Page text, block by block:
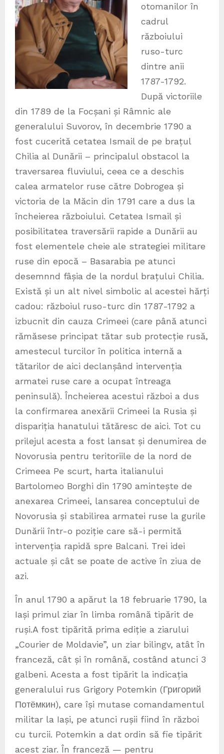
otomanilor în
cadrul
războiului
ruso-turc
dintre anii
1787-1792.
După victoriile
din 1789 de la Focșani și Râmnic ale
generalului Suvorov, în decembrie 1790 a
fost cucerită cetatea Ismail de pe brațul
Chilia al Dunării – principalul obstacol la
traversarea fluviului, ceea ce a deschis
calea armatelor ruse către Dobrogea și
victoria de la Măcin din 1791 care a dus la
încheierea războiului. Cetatea Ismail și
posibilitatea traversării rapide a Dunării au
fost elementele cheie ale strategiei militare
ruse din epocă – Basarabia pe atunci
desemnnd fâșia de la nordul brațului Chilia.
Există și un alt nivel simbolic al acestei hărți
cadou: războiul ruso-turc din 1787-1792 a
izbucnit din cauza Crimeei (care până atunci
rămăsese principat tătar sub protecție rusă,
amestecul turcilor în politica internă a
tătarilor de aici declanșând intervenția
armatei ruse care a ocupat întreaga
peninsulă). Încheierea acestui război a dus
la confirmarea anexării Crimeei la Rusia și
dispariția hanatului tătăresc de aici. Tot cu
prilejul acesta a fost lansat și denumirea de
Novorusia pentru teritoriile de la nord de
Crimeea Pe scurt, harta italianului
Bartolomeo Borghi din 1790 amintește de
anexarea Crimeei, lansarea conceptului de
Novorusia și stabilirea armatei ruse la gurile
Dunării într-o poziție care să-i permită
intervenția rapidă spre Balcani. Trei idei
actuale și cât se poate de active în ziua de
azi.
În anul 1790 a apărut la 18 februarie 1790, la
Iași primul ziar în limba română tipărit de
ruși.A fost tipărită prima ediție a ziarului
„Courier de Moldavie”, un ziar bilingv, atât în
franceză, cât și în română, costând atunci 3
galbeni. Acesta a fost tipărit la indicația
generalului rus Grigory Potemkin (Григорий
Потёмкин), care își mutase comandamentul
militar la Iași, pe atunci rușii fiind în război
cu turcii. Potemkin a dat ordin să fie tipărit
acest ziar. În franceză — pentru